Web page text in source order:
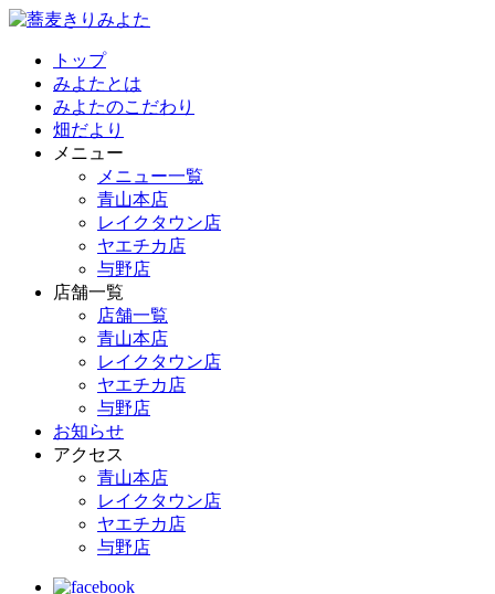
トップ
みよたとは
みよたのこだわり
畑だより
メニュー
メニュー一覧
青山本店
レイクタウン店
ヤエチカ店
与野店
店舗一覧
店舗一覧
青山本店
レイクタウン店
ヤエチカ店
与野店
お知らせ
アクセス
青山本店
レイクタウン店
ヤエチカ店
与野店